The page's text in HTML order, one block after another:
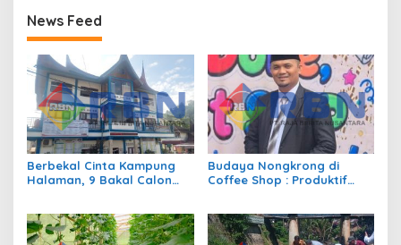
News Feed
Berbekal Cinta Kampung
Halaman, 9 Bakal Calon
Budaya Nongkrong di
Coffee Shop : Produktif